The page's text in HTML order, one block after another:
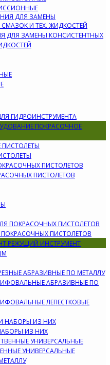
ДЛЯ ЗАМЕНЫ КОНСИСТЕНТНЫХ
ГИДРОИНСТРУМЕНТА
ПОКРАСОЧНОЕ
ПИСТОЛЕТОВ
ПОКРАСОЧНЫХ ПИСТОЛЕТОВ
РЕЖУЩИЙ ИНСТРУМЕНТ
АБРАЗИВНЫЕ ПО МЕТАЛЛУ
АБРАЗИВНЫЕ ПО
ЛЕПЕСТКОВЫЕ
ИЗ НИХ
УНИВЕРСАЛЬНЫЕ